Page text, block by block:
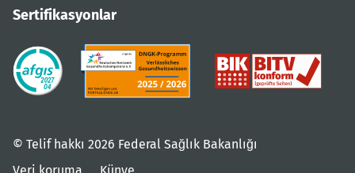
Sertifikasyonlar
© Telif hakkı 2026 Federal Sağlık Bakanlığı